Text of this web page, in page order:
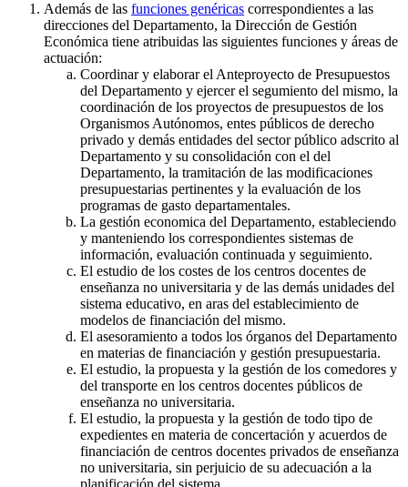
Además de las funciones genéricas correspondientes a las
direcciones del Departamento, la Dirección de Gestión
Económica tiene atribuidas las siguientes funciones y áreas de
actuación:
Coordinar y elaborar el Anteproyecto de Presupuestos
del Departamento y ejercer el segumiento del mismo, la
coordinación de los proyectos de presupuestos de los
Organismos Autónomos, entes públicos de derecho
privado y demás entidades del sector público adscrito al
Departamento y su consolidación con el del
Departamento, la tramitación de las modificaciones
presupuestarias pertinentes y la evaluación de los
programas de gasto departamentales.
La gestión economica del Departamento, estableciendo
y manteniendo los correspondientes sistemas de
información, evaluación continuada y seguimiento.
El estudio de los costes de los centros docentes de
enseñanza no universitaria y de las demás unidades del
sistema educativo, en aras del establecimiento de
modelos de financiación del mismo.
El asesoramiento a todos los órganos del Departamento
en materias de financiación y gestión presupuestaria.
El estudio, la propuesta y la gestión de los comedores y
del transporte en los centros docentes públicos de
enseñanza no universitaria.
El estudio, la propuesta y la gestión de todo tipo de
expedientes en materia de concertación y acuerdos de
financiación de centros docentes privados de enseñanza
no universitaria, sin perjuicio de su adecuación a la